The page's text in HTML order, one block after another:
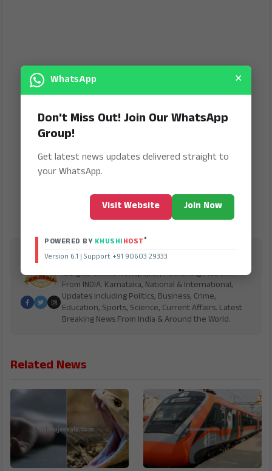
Jana Jeevala
is Digital Online Newspaper, Publishing Platform
From INDIA. Karnataka, National & International,
Updates including Politics, Business, Crime,
Education, Sports, Science, Current Affairs. Latest
Breaking News From India & Around the World.
Related News
WhatsApp ×
Don't Miss Out! Join Our WhatsApp
Group!
Get latest news updates delivered straight to
your WhatsApp.
Visit Website Join Now
POWERED BY KHUSHIHOST®
Version 6.1 | Support +91 90603 29333